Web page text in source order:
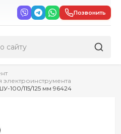
Позвонить
115/125 мм 96424